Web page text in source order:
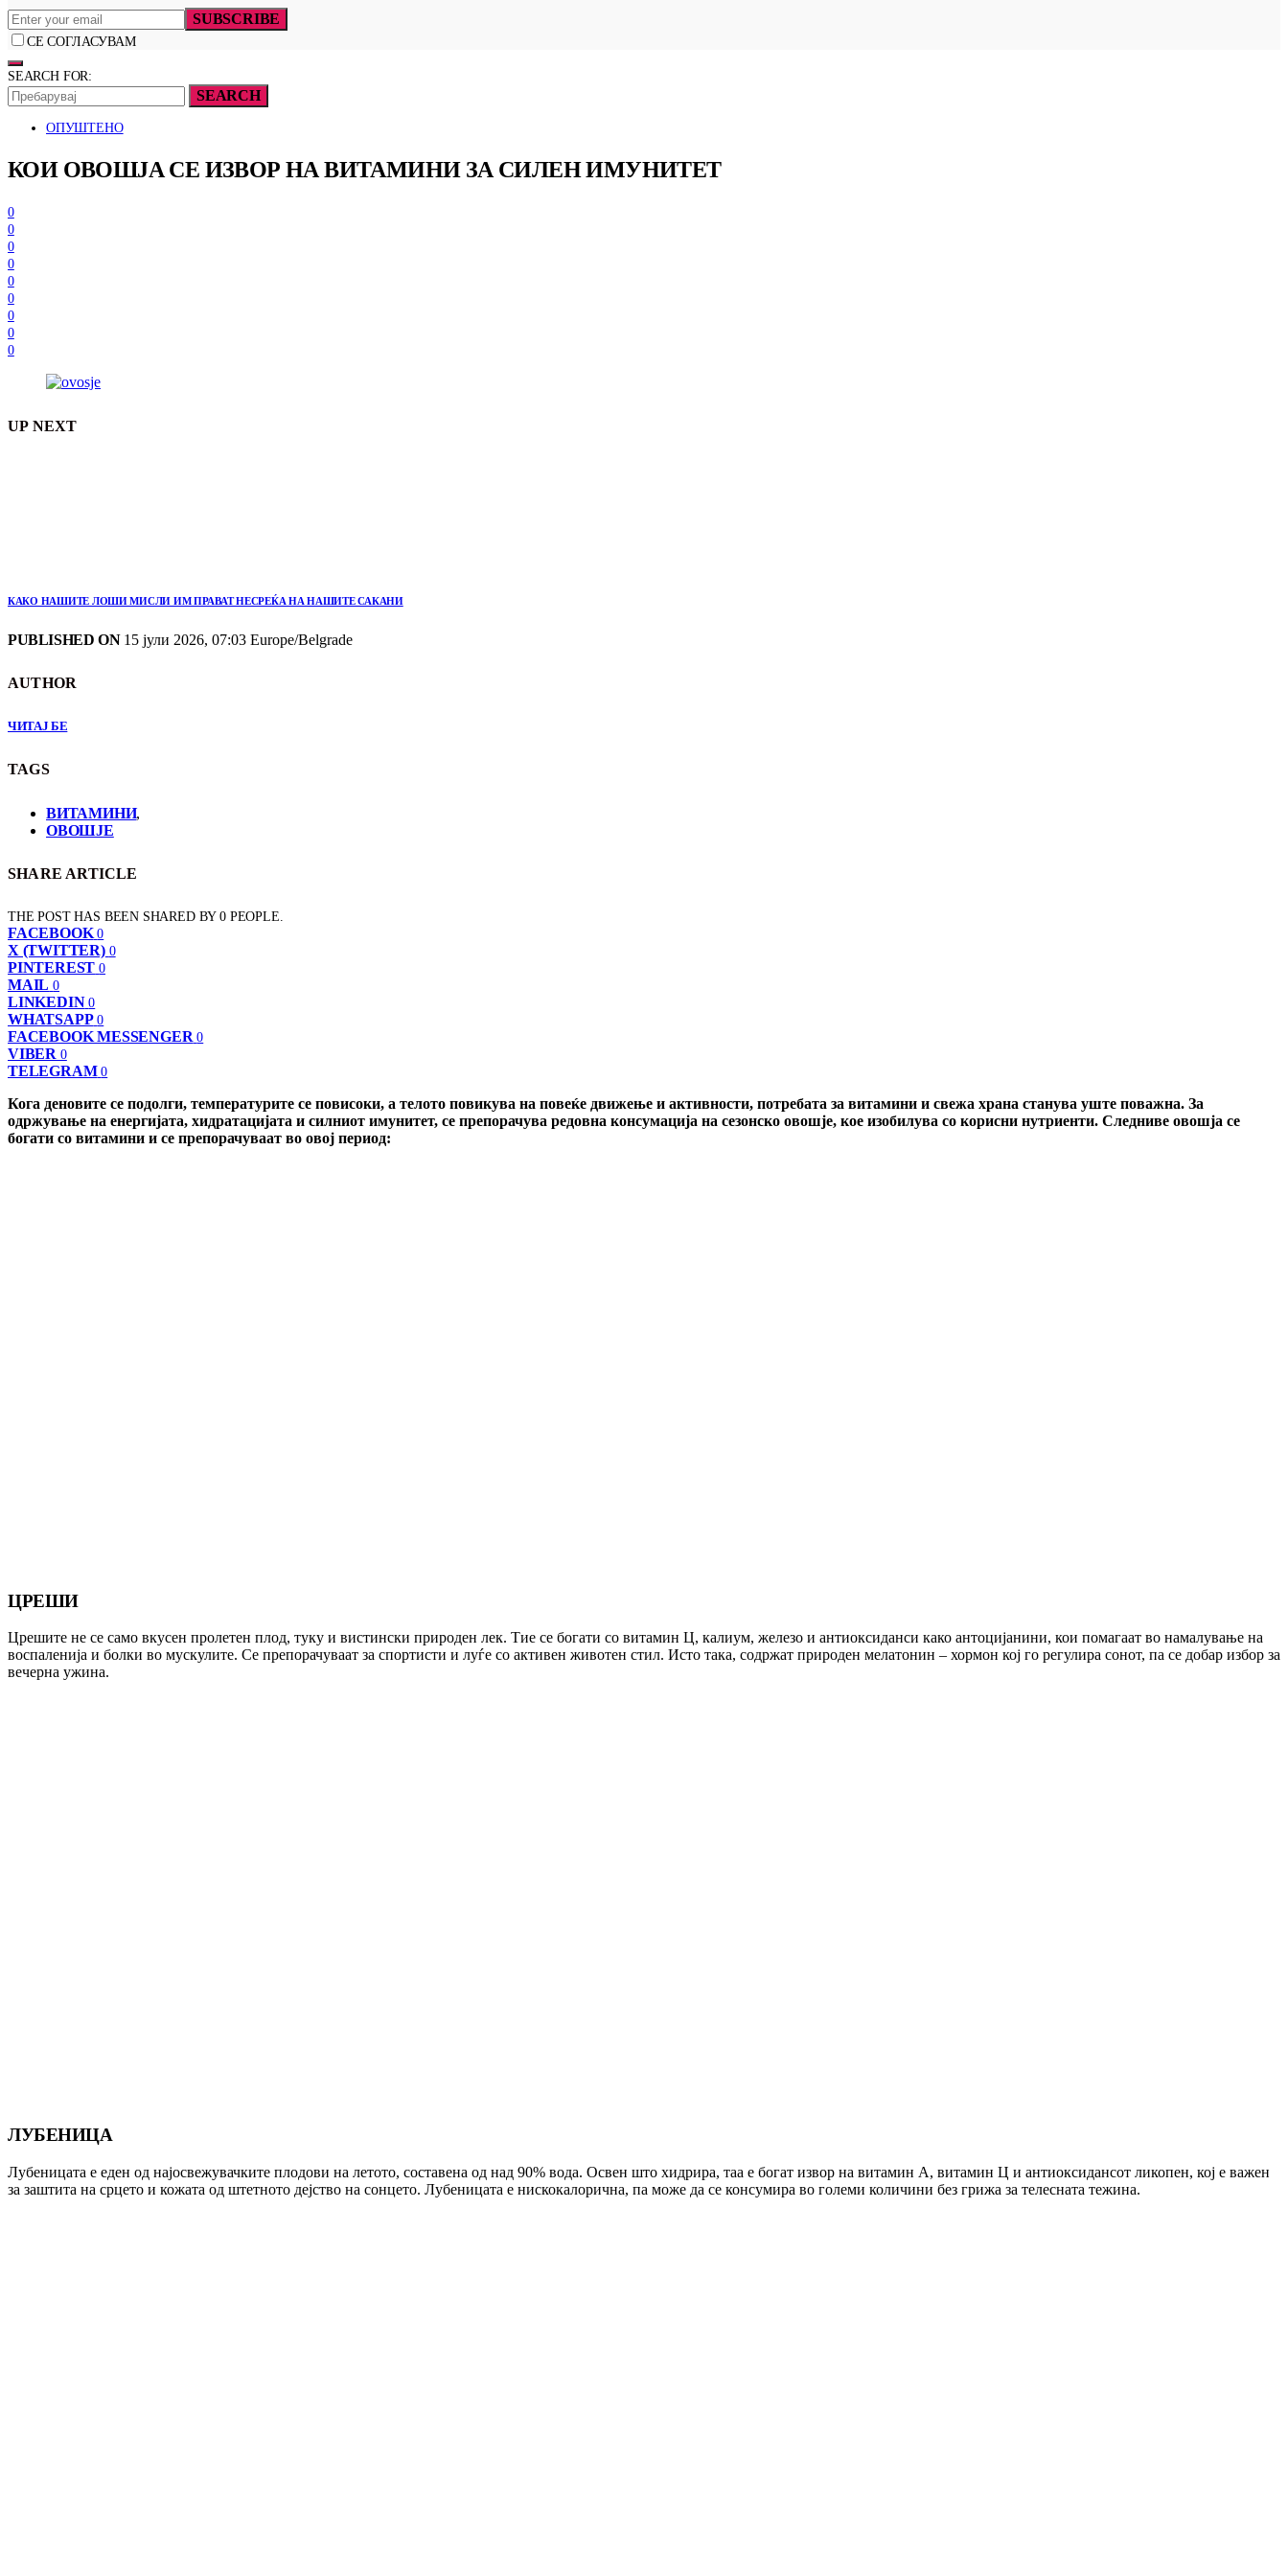
SUBSCRIBE
СЕ СОГЛАСУВАМ
SEARCH FOR:
SEARCH
ОПУШТЕНО
КОИ ОВОШЈА СЕ ИЗВОР НА ВИТАМИНИ ЗА СИЛЕН ИМУНИТЕТ
0
0
0
0
0
0
0
0
0
UP NEXT
КАКО НАШИТЕ ЛОШИ МИСЛИ ИМ ПРАВАТ НЕСРЕЌА НА НАШИТЕ САКАНИ
PUBLISHED ON15 јули 2026, 07:03 Europe/Belgrade
AUTHOR
ЧИТАЈ БЕ
TAGS
ВИТАМИНИ,
ОВОШЈЕ
SHARE ARTICLE
THE POST HAS BEEN SHARED BY0 PEOPLE.
FACEBOOK 0
X (TWITTER) 0
PINTEREST 0
MAIL 0
LINKEDIN 0
WHATSAPP 0
FACEBOOK MESSENGER 0
VIBER 0
TELEGRAM 0
Кога деновите се подолги, температурите се повисоки, а телото повикува на повеќе движење и активности, потребата за витамини и свежа храна станува уште поважна. За
одржување на енергијата, хидратацијата и силниот имунитет, се препорачува редовна консумација на сезонско овошје, кое изобилува со корисни нутриенти. Следниве овошја се
богати со витамини и се препорачуваат во овој период:
ЦРЕШИ
Црешите не се само вкусен пролетен плод, туку и вистински природен лек. Тие се богати со витамин Ц, калиум, железо и антиоксиданси како антоцијанини, кои помагаат во намалување на
воспаленија и болки во мускулите. Се препорачуваат за спортисти и луѓе со активен животен стил. Исто така, содржат природен мелатонин – хормон кој го регулира сонот, па се добар избор за
вечерна ужина.
ЛУБЕНИЦА
Лубеницата е еден од најосвежувачките плодови на летото, составена од над 90% вода. Освен што хидрира, таа е богат извор на витамин А, витамин Ц и антиоксидансот ликопен, кој е важен
за заштита на срцето и кожата од штетното дејство на сонцето. Лубеницата е нискокалорична, па може да се консумира во големи количини без грижа за телесната тежина.